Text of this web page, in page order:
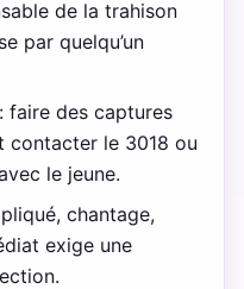
de la trahison
par quelqu’un
faire des captures
contacter le 3018 ou
le jeune.
chantage,
exige une